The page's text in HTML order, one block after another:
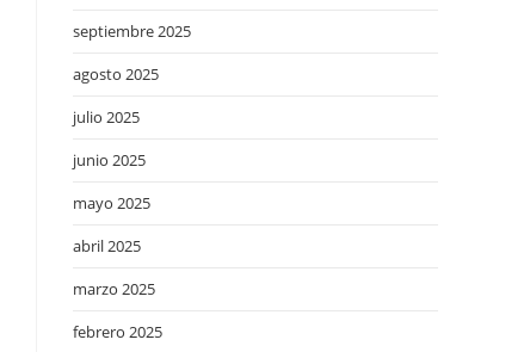
septiembre 2025
agosto 2025
julio 2025
junio 2025
mayo 2025
abril 2025
marzo 2025
febrero 2025